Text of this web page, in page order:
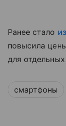
Ранее стало
повысила
для
смартфоны